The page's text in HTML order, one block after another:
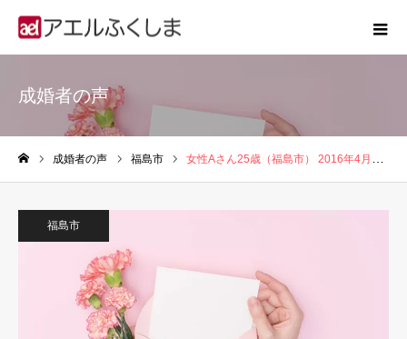
成婚者の声
成婚者の声 福島市 女性Aさん25歳（福島市） 2016年4月入会、2017年6月に婚約
福島市